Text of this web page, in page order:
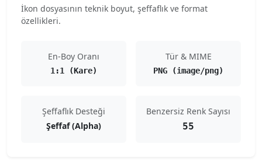
İkon dosyasının teknik boyut, şeffaflık ve format
özellikleri.
En-Boy Oranı
1:1 (Kare)
Tür & MIME
PNG (image/png)
Şeffaflık Desteği
Şeffaf (Alpha)
Benzersiz Renk Sayısı
55